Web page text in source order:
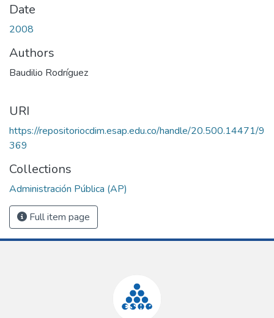
Date
2008
Authors
Baudilio Rodríguez
URI
https://repositoriocdim.esap.edu.co/handle/20.500.14471/9
369
Collections
Administración Pública (AP)
Full item page